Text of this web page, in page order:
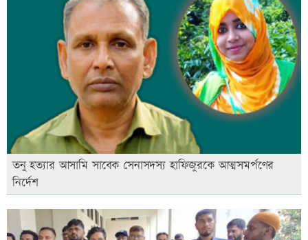
তনু হত্যার আসামি সাবেক সেনাসদস্য হাফিজুরকে আত্মসমর্পণের
নির্দেশ